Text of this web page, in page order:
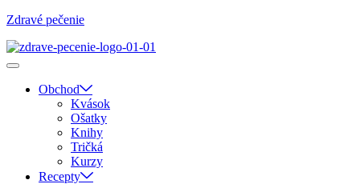
Zdravé pečenie
Obchod
Kvások
Ošatky
Knihy
Tričká
Kurzy
Recepty